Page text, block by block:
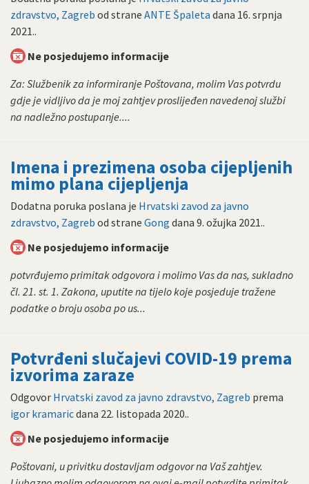
zdravstvo, Zagreb od strane ANTE Špaleta dana 16. srpnja
2021..
Ne posjedujemo informacije
Za: Službenik za informiranje Poštovana, molim Vas potvrdu
gdje je vidljivo da je moj zahtjev proslijeđen navedenoj službi
na nadležno postupanje....
Imena i prezimena osoba cijepljenih
mimo plana cijepljenja
Dodatna poruka poslana je Hrvatski zavod za javno
zdravstvo, Zagreb od strane Gong dana 9. ožujka 2021..
Ne posjedujemo informacije
potvrđujemo primitak odgovora i molimo Vas da nas, sukladno
čl. 21. st. 1. Zakona, uputite na tijelo koje posjeduje tražene
podatke o broju osoba po us...
Potvrđeni slučajevi COVID-19 prema
izvorima zaraze
Odgovor Hrvatski zavod za javno zdravstvo, Zagreb prema
igor kramaricdana 22. listopada 2020..
Ne posjedujemo informacije
Poštovani, u privitku dostavljam odgovor na Vaš zahtjev.